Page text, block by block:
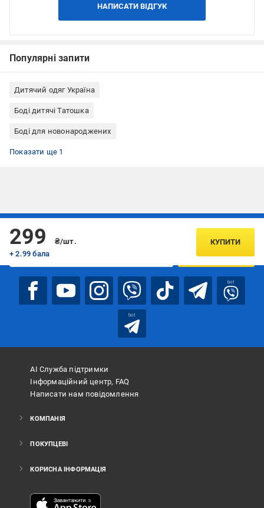
НАПИСАТИ ВІДГУК
Популярні запити
Дитячий одяг Україна
Боді дитячі Татошка
Боді для новонароджених
Дитячі боді з довгими рукавами
Показати ще 1
299
₴/шт.
+ 2.99 бала
КУПИТИ
Підписуйтесь, щоб дізнаватись першим про акції та пропозиції
ПІДПИСАТИСЯ
bot
bot
АІ Служба підтримки
Інформаційний центр, FAQ
Написати нам повідомлення
КОМПАНІЯ
ПОКУПЦЕВІ
КОРИСНА ІНФОРМАЦІЯ